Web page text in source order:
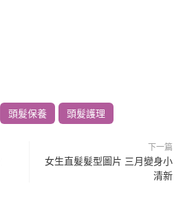
頭髮保養 頭髮護理
下一篇
女生直髮髮型圖片 三月變身小
清新